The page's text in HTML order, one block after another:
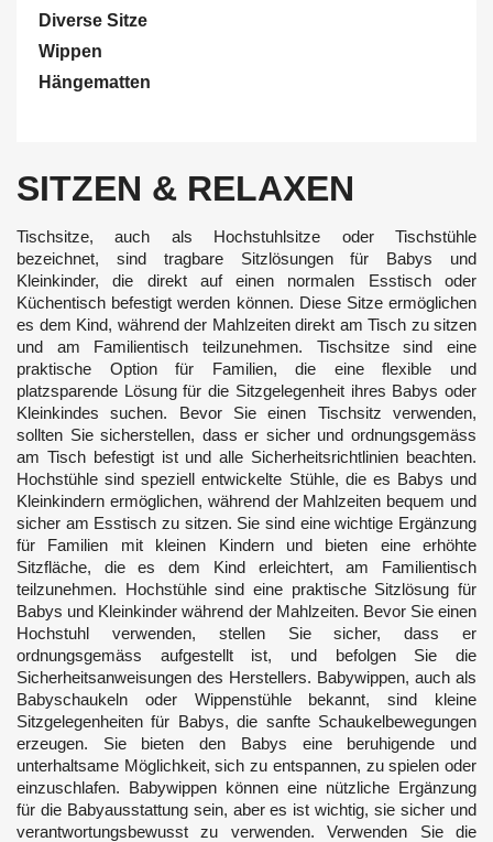
Diverse Sitze
Wippen
Hängematten
SITZEN & RELAXEN
Tischsitze, auch als Hochstuhlsitze oder Tischstühle
bezeichnet, sind tragbare Sitzlösungen für Babys und
Kleinkinder, die direkt auf einen normalen Esstisch oder
Küchentisch befestigt werden können. Diese Sitze ermöglichen
es dem Kind, während der Mahlzeiten direkt am Tisch zu sitzen
und am Familientisch teilzunehmen. Tischsitze sind eine
praktische Option für Familien, die eine flexible und
platzsparende Lösung für die Sitzgelegenheit ihres Babys oder
Kleinkindes suchen. Bevor Sie einen Tischsitz verwenden,
sollten Sie sicherstellen, dass er sicher und ordnungsgemäss
am Tisch befestigt ist und alle Sicherheitsrichtlinien beachten.
Hochstühle sind speziell entwickelte Stühle, die es Babys und
Kleinkindern ermöglichen, während der Mahlzeiten bequem und
sicher am Esstisch zu sitzen. Sie sind eine wichtige Ergänzung
für Familien mit kleinen Kindern und bieten eine erhöhte
Sitzfläche, die es dem Kind erleichtert, am Familientisch
teilzunehmen. Hochstühle sind eine praktische Sitzlösung für
Babys und Kleinkinder während der Mahlzeiten. Bevor Sie einen
Hochstuhl verwenden, stellen Sie sicher, dass er
ordnungsgemäss aufgestellt ist, und befolgen Sie die
Sicherheitsanweisungen des Herstellers. Babywippen, auch als
Babyschaukeln oder Wippenstühle bekannt, sind kleine
Sitzgelegenheiten für Babys, die sanfte Schaukelbewegungen
erzeugen. Sie bieten den Babys eine beruhigende und
unterhaltsame Möglichkeit, sich zu entspannen, zu spielen oder
einzuschlafen. Babywippen können eine nützliche Ergänzung
für die Babyausstattung sein, aber es ist wichtig, sie sicher und
verantwortungsbewusst zu verwenden. Verwenden Sie die